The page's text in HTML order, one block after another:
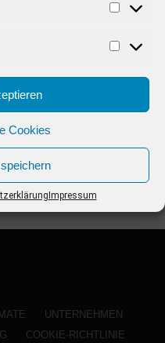
Cookies
Impressum
UNTERNEHMEN
COOKIE-RICHTLINIE